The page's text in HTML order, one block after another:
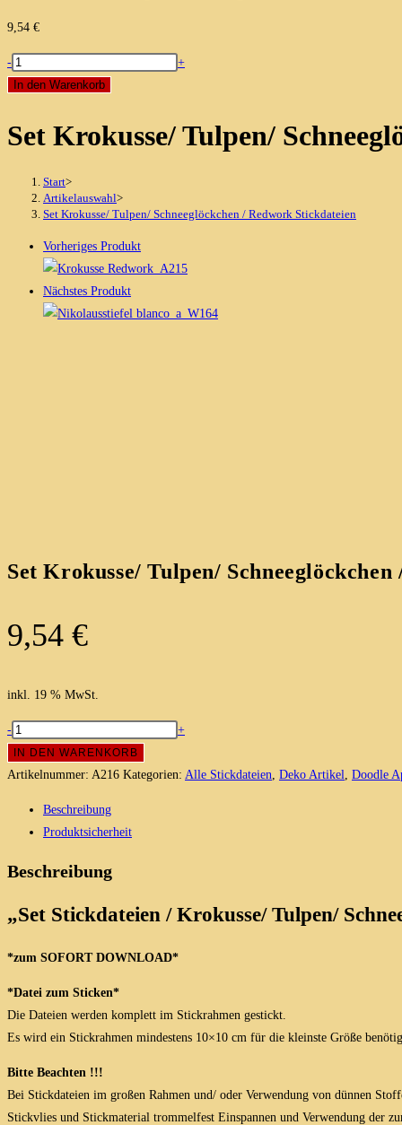
9,54 €
Set
Krokusse/
Schneeglöckchen
Stickdateien
Menge
-
+
In den Warenkorb
Set Krokusse/ Tulpen/
Start>
Artikelauswahl>
Set Krokusse/ Tulpen/ Schneeglöckchen / Redwork Stickdateien
Vorheriges Produkt
Nächstes Produkt
Set Krokusse/ Tulpen/
9,54 €
inkl. 19 % MwSt.
Set
Krokusse/
Tulpen/
Redwork
Stickdateien
- +
IN DEN WARENKORB
Artikelnummer: A216 Kategorien: Alle Stickdateien Deko Artikel Doodle
Beschreibung
Produktsicherheit
Beschreibung
„Set Stickdateien / Krokusse/ Tulpen/
*zum SOFORT DOWNLOAD*
*Datei zum Sticken*
Die Dateien werden komplett im Stickrahmen gestickt.
Es wird ein Stickrahmen mindestens 10×10 cm für die kleinste Größe
Bitte Beachten !!!
Bei Stickdateien im großen Rahmen und/ oder Verwendung von dünnen
Stickvlies und Stickmaterial trommelfest Einspannen und Verwendung der